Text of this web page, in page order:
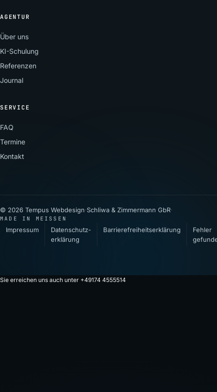
AGENTUR
Über uns
KI-Schulung
Referenzen
Journal
SERVICE
FAQ
Termine
Kontakt
© 2026 Tempus Webdesign·Schliwa & Zimmermann GbR·
MADE IN MEISSEN
Impressum
Datenschutz­
erklärung
Barrierefreiheitserklärung
Fehler
Sie erreichen uns auch unter +49174 4555514